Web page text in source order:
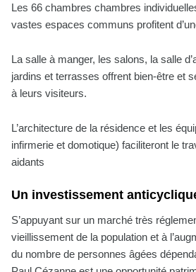
Les 66 chambres chambres
vastes espaces communs profitent
La salle à manger, les salons, la salle
jardins et terrasses offrent bien-être et
à leurs visiteurs.
L’architecture de la résidence et les
infirmerie et domotique) faciliteront le
aidants
Un investissement
S’appuyant sur un marché très
vieillissement de la population et à
du nombre de personnes âgées